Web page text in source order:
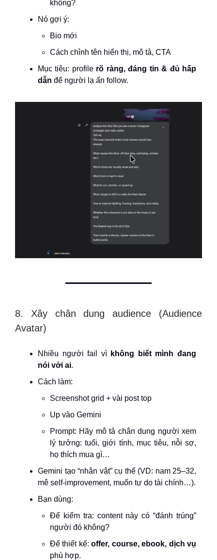
không?
Nó gợi ý:
Bio mới
Cách chỉnh tên hiển thị, mô tả, CTA
Mục tiêu: profile rõ ràng, đáng tin & đủ hấp
dẫn để người lạ ấn follow.
8. Xây chân dung audience (Audience
Avatar)
Nhiều người fail vì không biết mình đang
nói với ai.
Cách làm:
Screenshot grid + vài post top
Up vào Gemini
Prompt: Hãy mô tả chân dung người xem
lý tưởng: tuổi, giới tính, mục tiêu, nỗi sợ,
họ thích mua gì…
Gemini tạo “nhân vật” cụ thể (VD: nam 25–32,
mê self-improvement, muốn tự do tài chính…).
Bạn dùng:
Để kiểm tra: content này có “đánh trúng”
người đó không?
Để thiết kế:offer, course, ebook, dịch vụ
phù hợp.